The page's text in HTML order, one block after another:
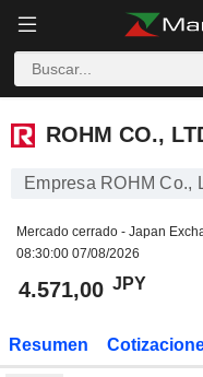
ROHM CO., LTD.
ROHM CO.,
Empresa ROHM Co.,
Mercado cerrado - Japan
08:30:00 07/08/2026
4.571,00 JPY
Resumen